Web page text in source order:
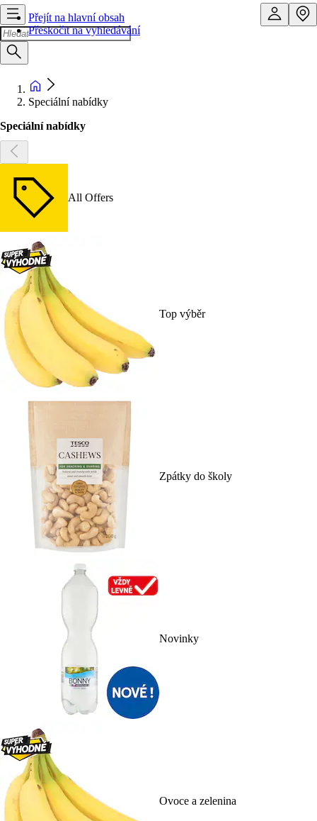
Přejít na hlavní obsah
Přeskočit na vyhledávání
Speciální nabídky
Speciální nabídky
All Offers
Top výběr
Zpátky do školy
Novinky
Ovoce a zelenina